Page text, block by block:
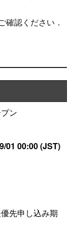
確認ください．
ン
01 00:00 (JST)
先申し込み期